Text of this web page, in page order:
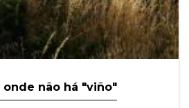
não há "viño"